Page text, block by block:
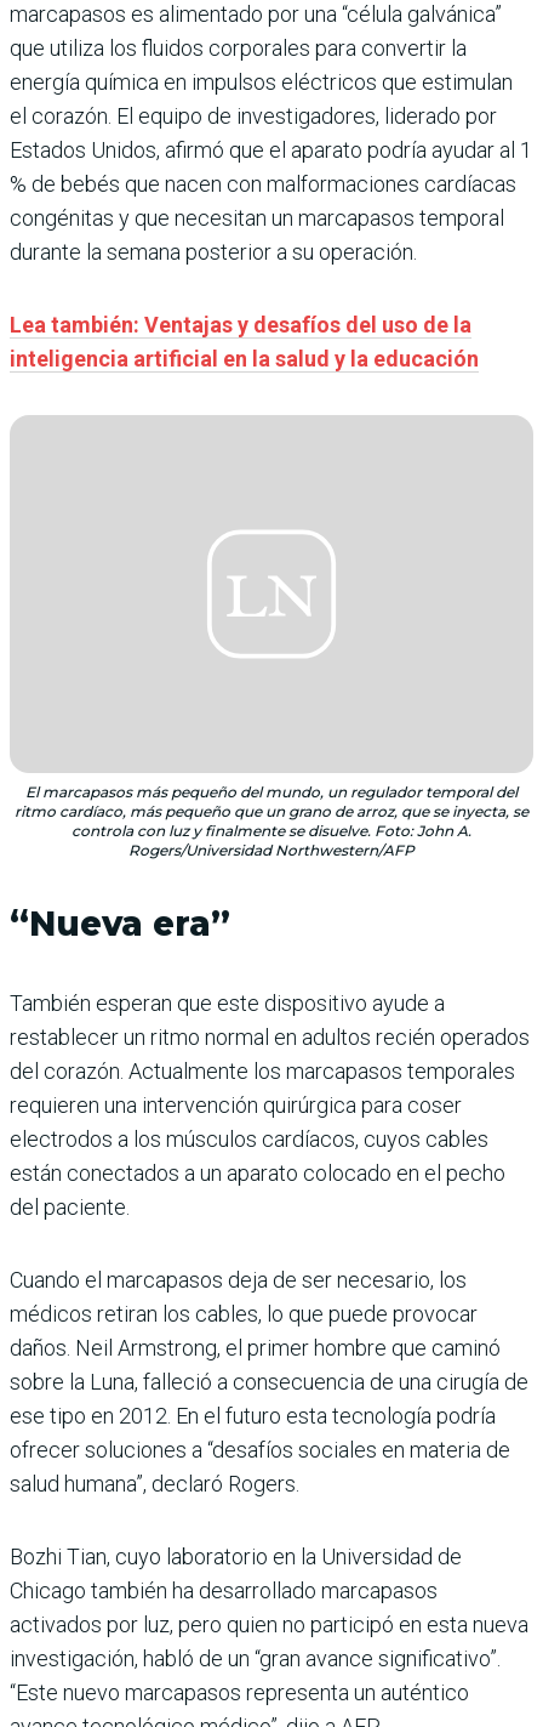
marcapasos es alimentado por una “célula galvánica”
que utiliza los fluidos corporales para convertir la
energía química en impulsos eléctricos que estimulan
el corazón. El equipo de investigadores, liderado por
Estados Unidos, afirmó que el aparato podría ayudar al 1
% de bebés que nacen con malformaciones cardíacas
congénitas y que necesitan un marcapasos temporal
durante la semana posterior a su operación.
Lea también: Ventajas y desafíos del uso de la
inteligencia artificial en la salud y la educación
El marcapasos más pequeño del mundo, un regulador temporal del
ritmo cardíaco, más pequeño que un grano de arroz, que se inyecta, se
controla con luz y finalmente se disuelve. Foto: John A.
Rogers/Universidad Northwestern/AFP
“Nueva era”
También esperan que este dispositivo ayude a
restablecer un ritmo normal en adultos recién operados
del corazón. Actualmente los marcapasos temporales
requieren una intervención quirúrgica para coser
electrodos a los músculos cardíacos, cuyos cables
están conectados a un aparato colocado en el pecho
del paciente.
Cuando el marcapasos deja de ser necesario, los
médicos retiran los cables, lo que puede provocar
daños. Neil Armstrong, el primer hombre que caminó
sobre la Luna, falleció a consecuencia de una cirugía de
ese tipo en 2012. En el futuro esta tecnología podría
ofrecer soluciones a “desafíos sociales en materia de
salud humana”, declaró Rogers.
Bozhi Tian, cuyo laboratorio en la Universidad de
Chicago también ha desarrollado marcapasos
activados por luz, pero quien no participó en esta nueva
investigación, habló de un “gran avance significativo”.
“Este nuevo marcapasos representa un auténtico